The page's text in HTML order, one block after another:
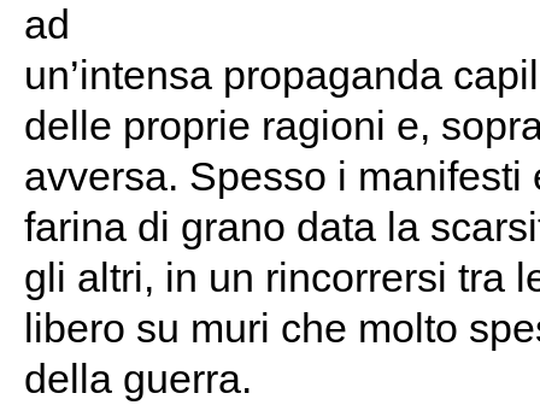
ad
un’intensa propaganda
delle proprie ragioni e,
avversa. Spesso i
farina di grano data la
gli altri, in un rincorrersi tra
libero su muri che molto
della guerra.